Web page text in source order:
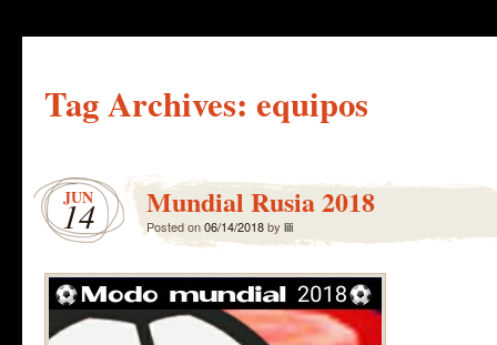
Tag Archives: equipos
JUN
14 Mundial Rusia 2018
Posted on06/14/2018by lili